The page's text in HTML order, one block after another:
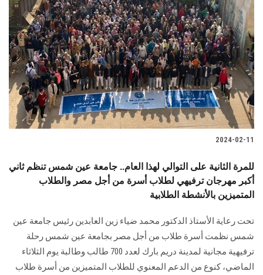
2024-02-11
للمرة الثانية على التوالي لهذا العام.. جامعة عين شمس تنظم ثاني
أكبر مهرجان ترفيهي لطلاب أسرة من أجل مصر والطلاب
المتميزين بالأنشطة الطلابية
تحت رعاية الأستاذ الدكتور محمد ضياء زين العابدين رئيس جامعة عين
شمس نظمت أسرة طلاب من أجل مصر بجامعة عين شمس رحلة
ترفيهية مجانية لمدينة دريم بارك لعدد 700 طالب وطالبة يوم الثلاثاء
الماضي، كنوع من الدعم المعنوي للطلاب المتميزين من أسرة طلاب